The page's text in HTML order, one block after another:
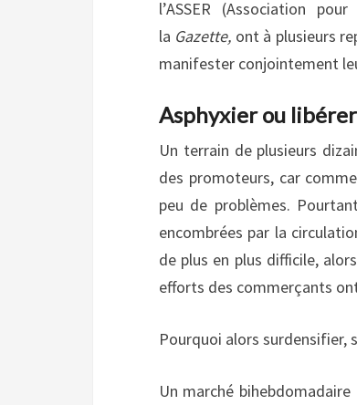
l’ASSER (Association
la Gazette, ont à plusieurs
manifester conjointement
Asphyxier ou
Un terrain de plusieurs
des promoteurs, car
peu de problèmes.
encombrées par la
de plus en plus difficile,
efforts des commerçants
Pourquoi alors surdensifier,
Un marché